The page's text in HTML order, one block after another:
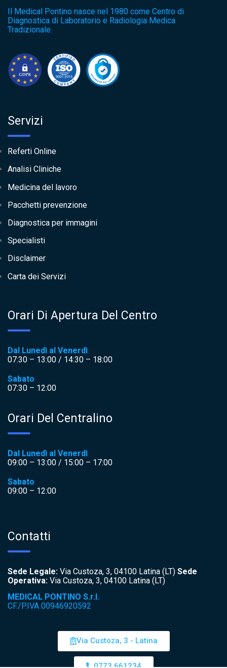
Il Medical Pontino nasce nel 1980 come Centro di
Diagnostica di Laboratorio e Radiologia Medica
Tradizionale.
Servizi
Referti Online
Analisi Cliniche
Medicina del lavoro
Pacchetti prevenzione
Diagnostica per immagini
Specialisti
Disclaimer
Carta dei Servizi
Orari Di Apertura Del Centro
Dal Lunedì al Venerdì
07:30 – 13:00 / 14:30 – 18:00
Sabato
07:30 – 12:00
Orari Del Centralino
Dal Lunedì al Venerdì
09:00 – 13:00 / 15:00 – 17:00
Sabato
09:00 – 12:00
Contatti
Sede Legale: Via Custoza, 3, 04100 Latina (LT) Sede
Operativa: Via Custoza, 3, 04100 Latina (LT)
MEDICAL PONTINO S.r.l.
CF./P.IVA 00946920592
Via Custoza, 3 - Latina
0773 661234